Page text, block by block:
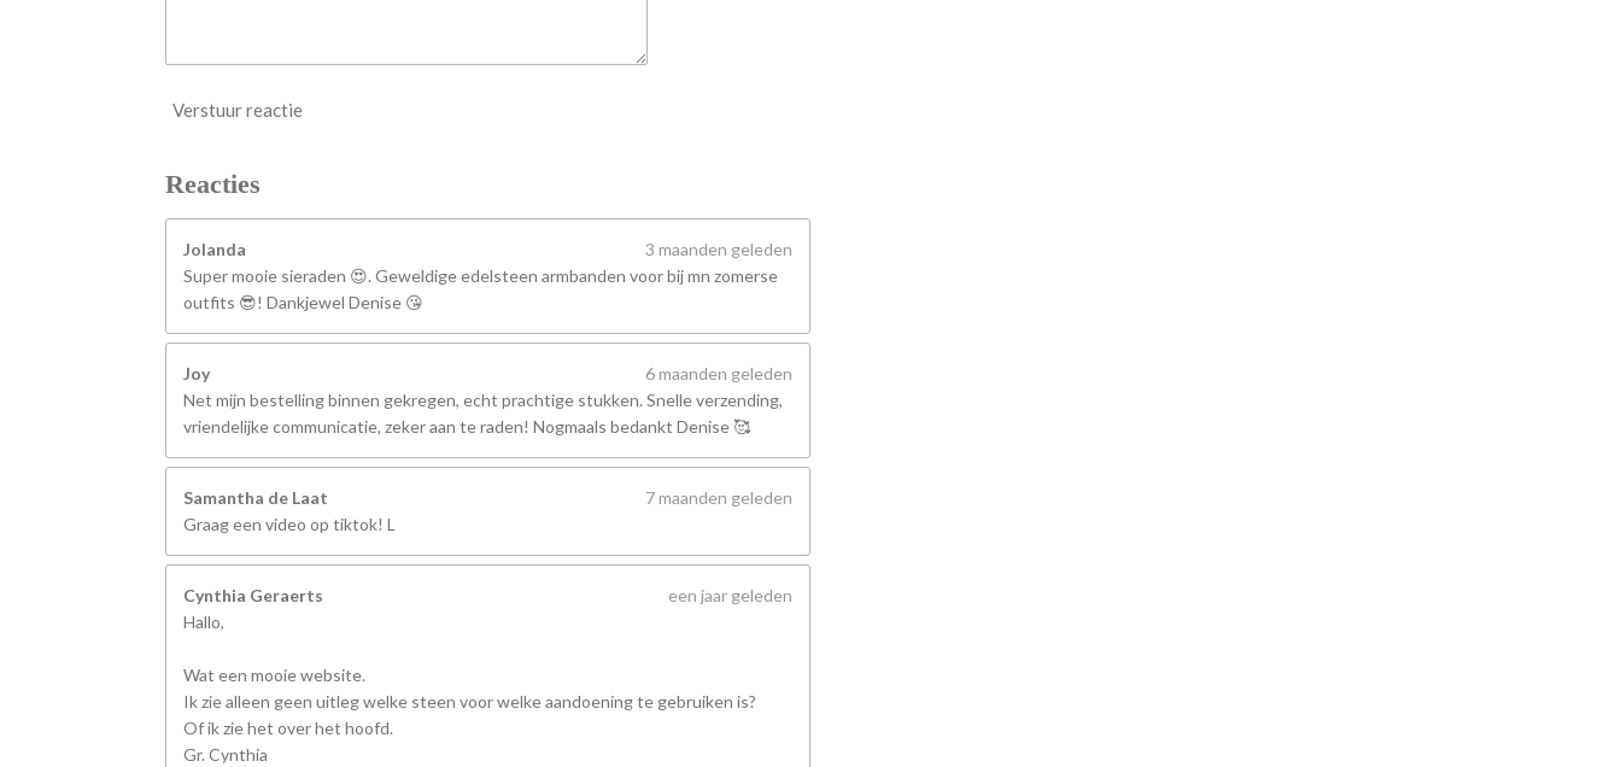
Verstuur reactie
Reacties
Jolanda
3 maanden geleden
Super mooie sieraden 😍. Geweldige edelsteen armbanden voor bij mn zomerse
outfits 😎! Dankjewel Denise 😘
Joy
6 maanden geleden
Net mijn bestelling binnen gekregen, echt prachtige stukken. Snelle verzending,
vriendelijke communicatie, zeker aan te raden! Nogmaals bedankt Denise 🥰
Samantha de Laat
7 maanden geleden
Graag een video op tiktok! L
Cynthia Geraerts
een jaar geleden
Hallo,
Wat een mooie website.
Ik zie alleen geen uitleg welke steen voor welke aandoening te gebruiken is?
Of ik zie het over het hoofd.
Gr. Cynthia